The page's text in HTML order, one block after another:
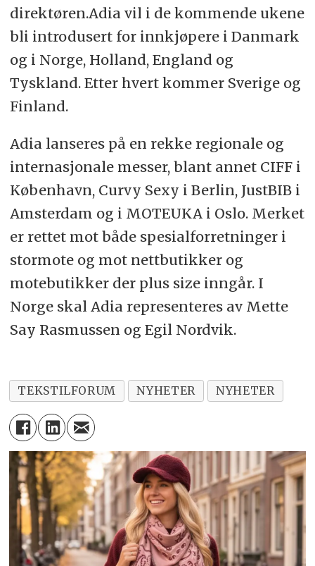
direktøren.Adia vil i de kommende ukene
bli introdusert for innkjøpere i Danmark
og i Norge, Holland, England og
Tyskland. Etter hvert kommer Sverige og
Finland.
Adia lanseres på en rekke regionale og
internasjonale messer, blant annet CIFF i
København, Curvy Sexy i Berlin, JustBIB i
Amsterdam og i MOTEUKA i Oslo. Merket
er rettet mot både spesialforretninger i
stormote og mot nettbutikker og
motebutikker der plus size inngår. I
Norge skal Adia representeres av Mette
Say Rasmussen og Egil Nordvik.
TEKSTILFORUM NYHETER NYHETER